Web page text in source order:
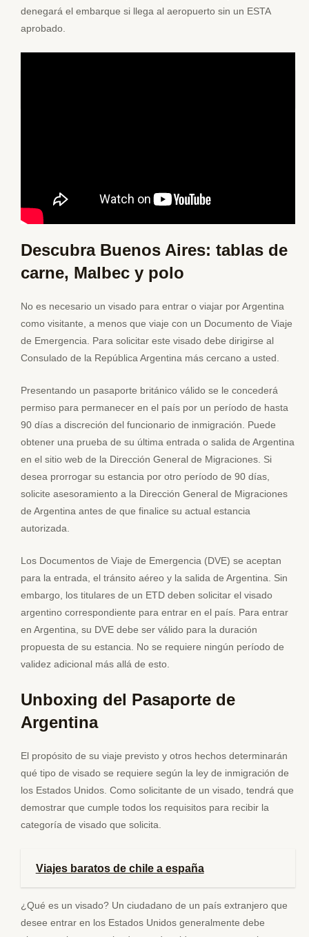
denegará el embarque si llega al aeropuerto sin un ESTA
aprobado.
Descubra Buenos Aires: tablas de
carne, Malbec y polo
No es necesario un visado para entrar o viajar por Argentina
como visitante, a menos que viaje con un Documento de Viaje
de Emergencia. Para solicitar este visado debe dirigirse al
Consulado de la República Argentina más cercano a usted.
Presentando un pasaporte británico válido se le concederá
permiso para permanecer en el país por un período de hasta
90 días a discreción del funcionario de inmigración. Puede
obtener una prueba de su última entrada o salida de Argentina
en el sitio web de la Dirección General de Migraciones. Si
desea prorrogar su estancia por otro período de 90 días,
solicite asesoramiento a la Dirección General de Migraciones
de Argentina antes de que finalice su actual estancia
autorizada.
Los Documentos de Viaje de Emergencia (DVE) se aceptan
para la entrada, el tránsito aéreo y la salida de Argentina. Sin
embargo, los titulares de un ETD deben solicitar el visado
argentino correspondiente para entrar en el país. Para entrar
en Argentina, su DVE debe ser válido para la duración
propuesta de su estancia. No se requiere ningún período de
validez adicional más allá de esto.
Unboxing del Pasaporte de
Argentina
El propósito de su viaje previsto y otros hechos determinarán
qué tipo de visado se requiere según la ley de inmigración de
los Estados Unidos. Como solicitante de un visado, tendrá que
demostrar que cumple todos los requisitos para recibir la
categoría de visado que solicita.
Viajes baratos de chile a españa
¿Qué es un visado? Un ciudadano de un país extranjero que
desee entrar en los Estados Unidos generalmente debe